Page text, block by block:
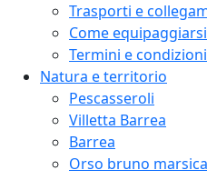
Trasporti e
Come equipaggiarsi
Termini e condizioni
Natura e territorio
Pescasseroli
Villetta Barrea
Barrea
Orso bruno